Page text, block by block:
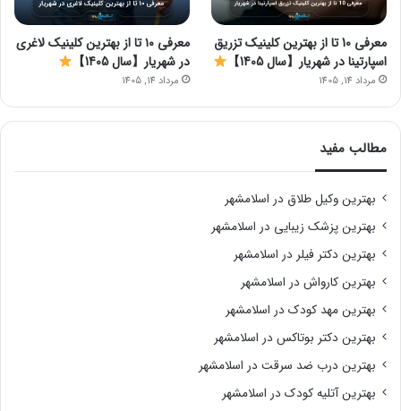
معرفی 10 تا از بهترین کلینیک تزریق
اسپارتینا در شهریار【سال 1405】
مرداد 14, 1405
معرفی ۱۰ تا از بهترین کلینیک لاغری
در شهریار【سال 1405】
مرداد 14, 1405
مطالب مفید
بهترین وکیل طلاق در اسلامشهر
بهترین پزشک زیبایی در اسلامشهر
بهترین دکتر فیلر در اسلامشهر
بهترین کارواش در اسلامشهر
بهترین مهد کودک در اسلامشهر
بهترین دکتر بوتاکس در اسلامشهر
بهترین درب ضد سرقت در اسلامشهر
بهترین آتلیه کودک در اسلامشهر